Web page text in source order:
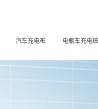
汽车充电桩 电瓶车充电桩